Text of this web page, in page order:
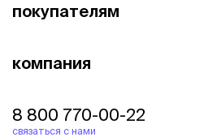
покупателям
компания
8 800 770-00-22
связаться с нами